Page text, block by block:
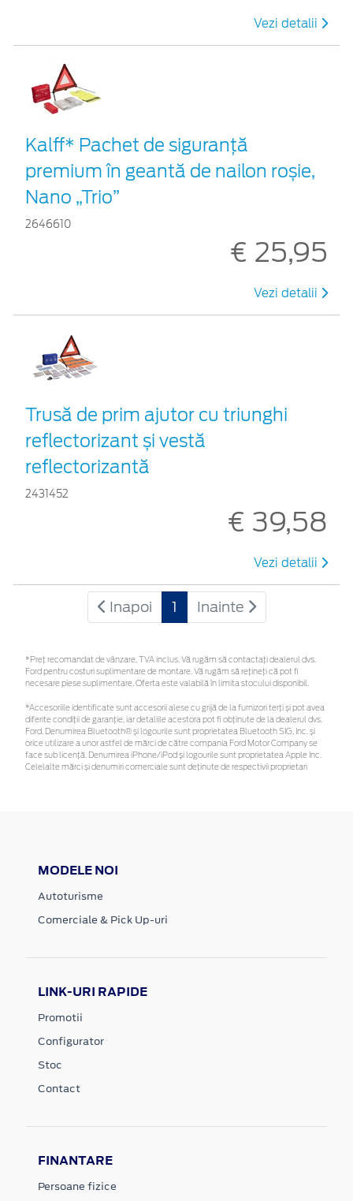
Vezi detalii
Kalff* Pachet de siguranţă
premium în geantă de nailon roșie,
Nano „Trio”
2646610
€ 25,95
Vezi detalii
Trusă de prim ajutor cu triunghi
reflectorizant și vestă
reflectorizantă
2431452
€ 39,58
Vezi detalii
Inapoi 1 Inainte
*Preţ recomandat de vânzare, TVA inclus. Vă rugăm să contactaţi dealerul dvs.
Ford pentru costuri suplimentare de montare. Vă rugăm să rețineți că pot fi
necesare piese suplimentare. Oferta este valabilă în limita stocului disponibil.
*Accesoriile identificate sunt accesorii alese cu grijă de la furnizori terți și pot avea
diferite condiții de garanție, iar detaliile acestora pot fi obținute de la dealerul dvs.
Ford. Denumirea Bluetooth® și logourile sunt proprietatea Bluetooth SIG, Inc. și
orice utilizare a unor astfel de mărci de către compania Ford Motor Company se
face sub licență. Denumirea iPhone/iPod și logourile sunt proprietatea Apple Inc.
Celelalte mărci și denumiri comerciale sunt deținute de respectivii proprietari
MODELE NOI
Autoturisme
Comerciale & Pick Up-uri
LINK-URI RAPIDE
Promotii
Configurator
Stoc
Contact
FINANTARE
Persoane fizice